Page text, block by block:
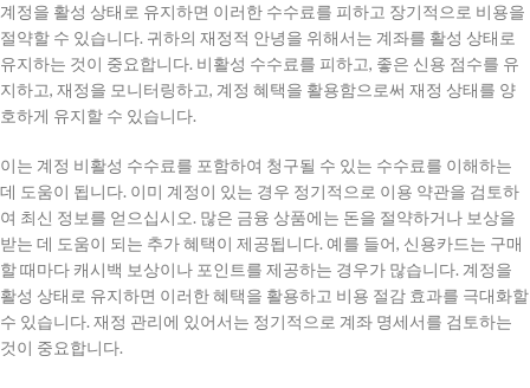
계정을 활성 상태로 유지하면 이러한 수수료를 피하고 장기적으로 비용을
절약할 수 있습니다. 귀하의 재정적 안녕을 위해서는 계좌를 활성 상태로
유지하는 것이 중요합니다. 비활성 수수료를 피하고, 좋은 신용 점수를 유
지하고, 재정을 모니터링하고, 계정 혜택을 활용함으로써 재정 상태를 양
호하게 유지할 수 있습니다.
이는 계정 비활성 수수료를 포함하여 청구될 수 있는 수수료를 이해하는
데 도움이 됩니다. 이미 계정이 있는 경우 정기적으로 이용 약관을 검토하
여 최신 정보를 얻으십시오. 많은 금융 상품에는 돈을 절약하거나 보상을
받는 데 도움이 되는 추가 혜택이 제공됩니다. 예를 들어, 신용카드는 구매
할 때마다 캐시백 보상이나 포인트를 제공하는 경우가 많습니다. 계정을
활성 상태로 유지하면 이러한 혜택을 활용하고 비용 절감 효과를 극대화할
수 있습니다. 재정 관리에 있어서는 정기적으로 계좌 명세서를 검토하는
것이 중요합니다.